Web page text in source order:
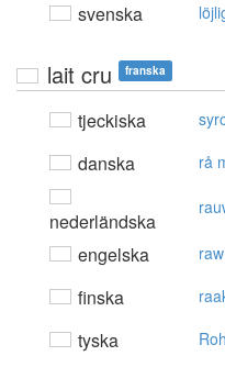
svenska
lait cru franska
tjeckiska
danska rå
nederländska
engelska
finska
tyska